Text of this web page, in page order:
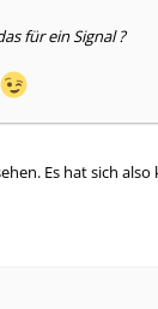
für ein Signal ?
Es hat sich